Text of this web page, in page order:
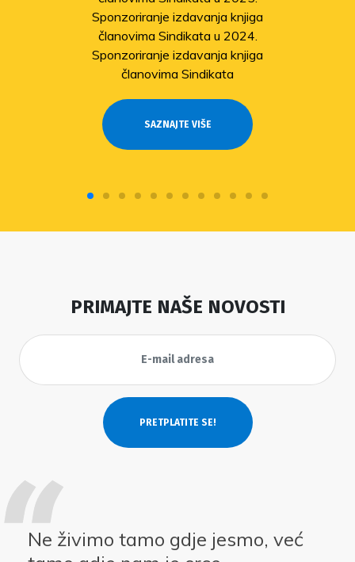
Sponzoriranje izdavanja knjiga
članovima Sindikata u 2024.
Sponzoriranje izdavanja knjiga
članovima Sindikata
SAZNAJTE VIŠE
PRIMAJTE NAŠE NOVOSTI
Ne živimo tamo gdje jesmo, već